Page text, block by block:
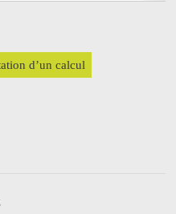
d’un calcul